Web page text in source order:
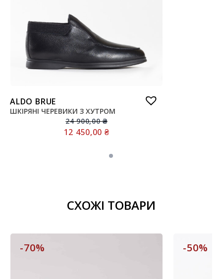
ALDO BRUE
ШКІРЯНІ ЧЕРЕВИКИ З ХУТРОМ
24 900,00₴
12 450,00 ₴
СХОЖІ ТОВАРИ
-70% -50%